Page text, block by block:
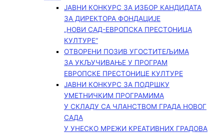
ЈАВНИ КОНКУРС ЗА ИЗБОР КАНДИДАТА
ЗА ДИРЕКТОРА ФОНДАЦИЈЕ
„НОВИ САД-ЕВРОПСКА ПРЕСТОНИЦА
КУЛТУРЕ“
ОТВОРЕНИ ПОЗИВ УГОСТИТЕЉИМА
ЗА УКЉУЧИВАЊЕ У ПРОГРАМ
ЕВРОПСКЕ ПРЕСТОНИЦЕ КУЛТУРЕ
ЈАВНИ КОНКУРС ЗА ПОДРШКУ
УМЕТНИЧКИМ ПРОГРАМИМА
У СКЛАДУ СА ЧЛАНСТВОМ ГРАДА НОВОГ
САДА
У УНЕСКО МРЕЖИ КРЕАТИВНИХ ГРАДОВА